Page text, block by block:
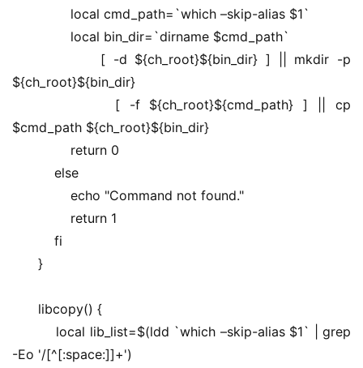
local cmd_path=`which –skip-alias $1`
local bin_dir=`dirname $cmd_path`
[ -d ${ch_root}${bin_dir} ] || mkdir -p
${ch_root}${bin_dir}
[ -f ${ch_root}${cmd_path} ] || cp
$cmd_path ${ch_root}${bin_dir}
return 0
else
echo "Command not found."
return 1
fi
}
libcopy() {
local lib_list=$(ldd `which –skip-alias $1` | grep
-Eo '/[^[:space:]]+')